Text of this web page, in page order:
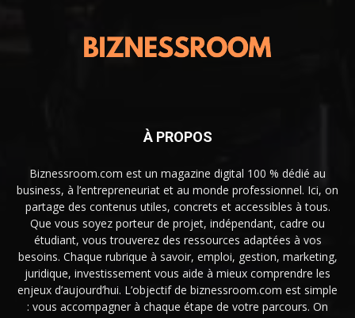
À PROPOS
Biznessroom.com est un magazine digital 100 % dédié au
business, à l’entrepreneuriat et au monde professionnel. Ici, on
partage des contenus utiles, concrets et accessibles à tous.
Que vous soyez porteur de projet, indépendant, cadre ou
étudiant, vous trouverez des ressources adaptées à vos
besoins. Chaque rubrique à savoir, emploi, gestion, marketing,
juridique, investissement vous aide à mieux comprendre les
enjeux d’aujourd’hui. L’objectif de biznessroom.com est simple
: vous accompagner à chaque étape de votre parcours. On